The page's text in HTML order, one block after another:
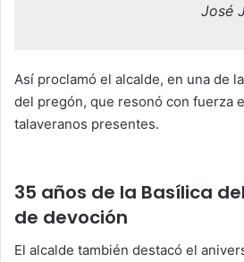
José
Así proclamó el alcalde, en una de
del pregón, que resonó con fuerza
talaveranos presentes.
35 años de la Basílica
de devoción
El alcalde también destacó el